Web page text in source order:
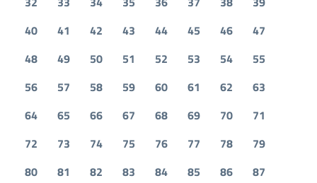
40
41 42 43 44 45 46
47
48
49 50 51 52 53 54
55
56
57 58 59 60 61 62
63
64
65 66 67 68 69 70
71
72
73 74 75 76 77 78
79
80
81 82 83 84 85 86
87